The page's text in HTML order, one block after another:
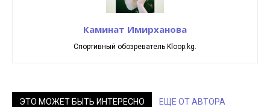
Каминат Имирханова
Спортивный обозреватель Kloop.kg.
ЭТО МОЖЕТ БЫТЬ ИНТЕРЕСНО ЕЩЕ ОТ АВТОРА